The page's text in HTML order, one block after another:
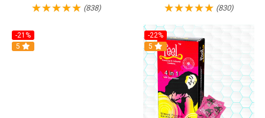
(838) (830)
-21%
5
-22%
Hot
5